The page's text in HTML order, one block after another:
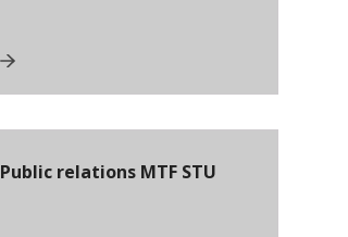
Public relations MTF STU